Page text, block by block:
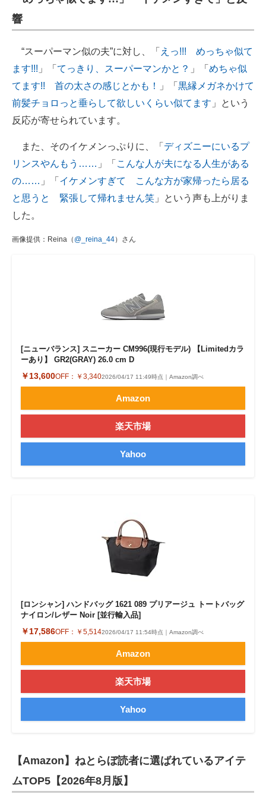
響
“スーパーマン似の夫”に対し、「 えっ!!! めっちゃ似て
ます!!! 」「 てっきり、スーパーマンかと？ 」「 めちゃ似
てます!! 首の太さの感じとかも！
」「 黒縁メガネかけて
前髪チョロっと垂らして欲しいくらい似てます 」という
反応が寄せられています。
また、そのイケメンっぷりに、「 ディズニーにいるプ
リンスやんもう…… 」「 こんな人が夫になる人生がある
の…… 」「 イケメンすぎて こんな方が家帰ったら居る
と思うと 緊張して帰れません笑 」という声も上がりま
した。
画像提供：Reina（ @_reina_44）さん
[ニューバランス] スニーカー CM996(現行モデル) 【Limitedカラ
ーあり】 GR2(GRAY) 26.0 cm D
￥13,600OFF： ￥3,3402026/04/17 11:49時点｜Amazon調べ
Amazon
楽天市場
Yahoo
[ロンシャン] ハンドバッグ 1621 089 プリアージュ トートバッグ
ナイロン/レザー Noir [並行輸入品]
￥17,586OFF： ￥5,5142026/04/17 11:54時点｜Amazon調べ
Amazon
楽天市場
Yahoo
【Amazon】ねとらぼ読者に選ばれているアイテ
ムTOP5【2026年8月版】